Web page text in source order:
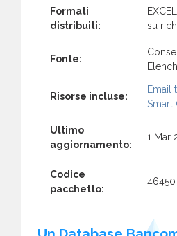
Formati
distribuiti:
su
Fonte:
Risorse incluse:
Email
Smart
Ultimo
aggiornamento:
1 Mar
Codice
pacchetto:
46450